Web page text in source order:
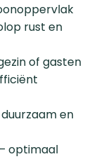
rust en
of gasten
en
optimaal